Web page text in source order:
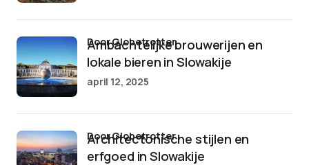
Ambachtelijke brouwerijen en
lokale bieren in Slowakije
door Globetrotter
april 12, 2025
Architectonische stijlen en
erfgoed in Slowakije
door Globetrotter